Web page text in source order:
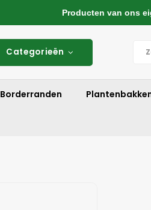
Categorieën
Borderranden
Producten van ons